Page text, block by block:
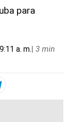
para
a. m.| 3 min